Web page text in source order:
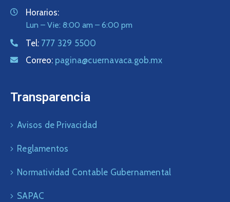
Horarios:
Lun – Vie: 8:00 am – 6:00 pm
Tel: 777 329 5500
Correo: pagina@cuernavaca.gob.mx
Transparencia
Avisos de Privacidad
Reglamentos
Normatividad Contable Gubernamental
SAPAC